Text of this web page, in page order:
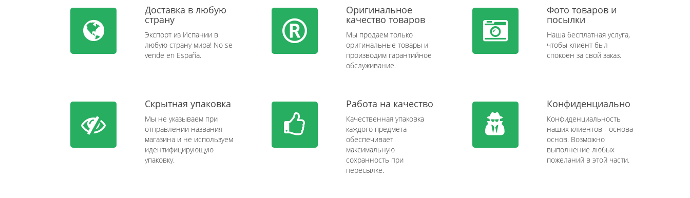
Доставка в любую
страну
Экспорт из Испании в
любую страну мира! No se
vende en España.
Оригинальное
качество товаров
Мы продаем только
оригинальные товары и
производим гарантийное
обслуживание.
Фото товаров и
посылки
Наша бесплатная услуга,
чтобы клиент был
спокоен за свой заказ.
Скрытная упаковка
Мы не указываем при
отправлении названия
магазина и не используем
идентифицирующую
упаковку.
Работа на качество
Качественная упаковка
каждого предмета
обеспечивает
максимальную
сохранность при
пересылке.
Конфиденциально
Конфиденциальность
наших клиентов - основа
основ. Возможно
выполнение любых
пожеланий в этой части.